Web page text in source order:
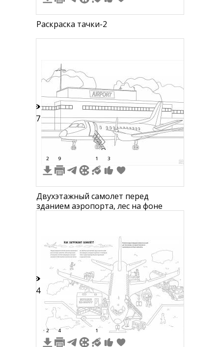
Раскраска тачки-2
17
2 9 1 3
Двухэтажный самолет перед
зданием аэропорта, лес на фоне
14
2 4 1